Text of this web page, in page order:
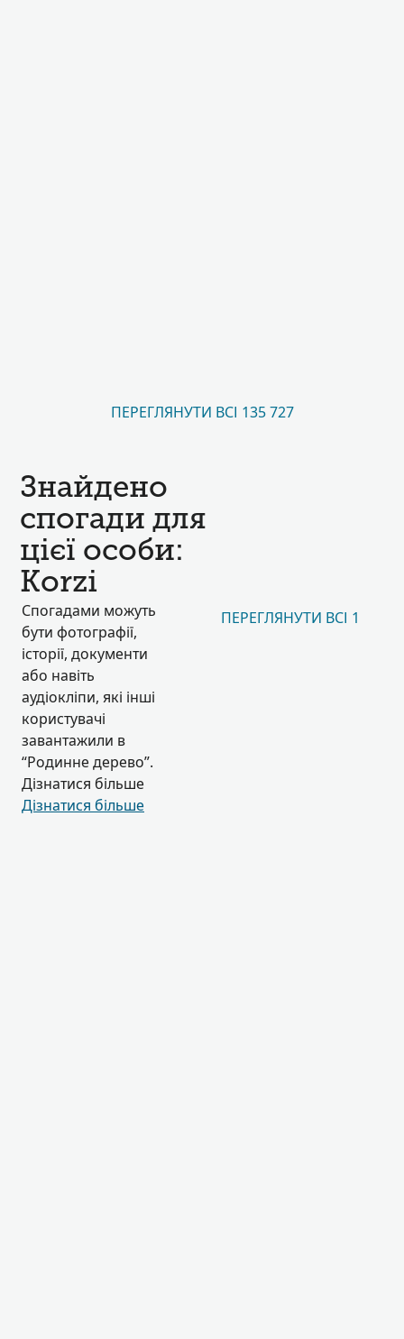
ПЕРЕГЛЯНУТИ ВСІ 135 727
Знайдено
спогади для
цієї особи:
Korzi
Спогадами можуть
бути фотографії,
історії, документи
або навіть
аудіокліпи, які інші
користувачі
завантажили в
“Родинне дерево”.
Дізнатися більше
Дізнатися більше
ПЕРЕГЛЯНУТИ ВСІ 1